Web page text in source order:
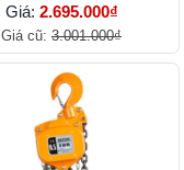
Giá: 2.695.000₫
Giá cũ: 3.001.000₫